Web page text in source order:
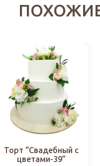
Торт “Свадебный с
цветами-39”